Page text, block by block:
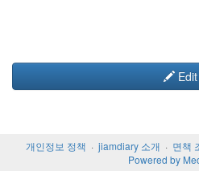
Edit
개인정보 정책 jiamdiary 소개 면책
Powered by